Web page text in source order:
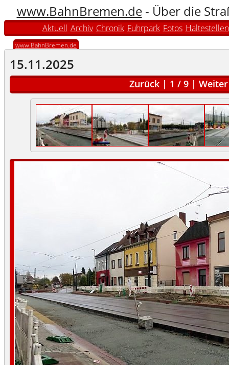
www.BahnBremen.de- Über die
Aktuell Archiv Chronik Fuhrpark Fotos Haltestellen
www.BahnBremen.de
15.11.2025
Zurück | 1 / 9 | Weiter